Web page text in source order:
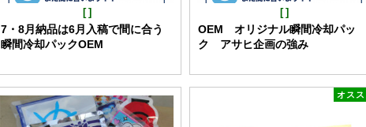
[]
7・8月納品は6月入稿で間に合う
瞬間冷却パックOEM
[]
OEM オリジナル瞬間冷却パッ
ク アサヒ企画の強み
オス